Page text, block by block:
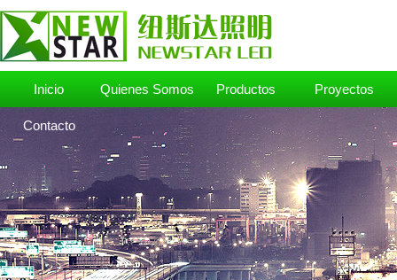
Inicio Quienes Somos Productos Proyectos
Contacto